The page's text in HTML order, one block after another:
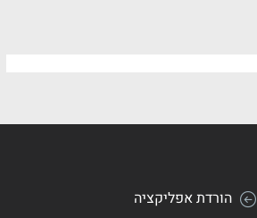
הורדת אפליקציה